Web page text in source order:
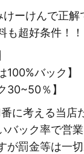
ーけんで正解
も超好条件！！
100%バック】
30~50％】
に考える当店
バック率で営業
が罰金等は一切